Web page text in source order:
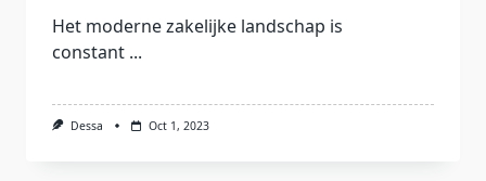
Het moderne zakelijke landschap is
constant ...
Dessa Oct 1, 2023